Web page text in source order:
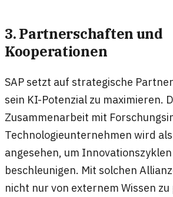
3. Partnerschaften und
Kooperationen
SAP setzt auf strategische
sein KI-Potenzial zu maximieren.
Zusammenarbeit mit
Technologieunternehmen wird
angesehen, um Innovationszyklen
beschleunigen. Mit solchen
nicht nur von externem Wissen